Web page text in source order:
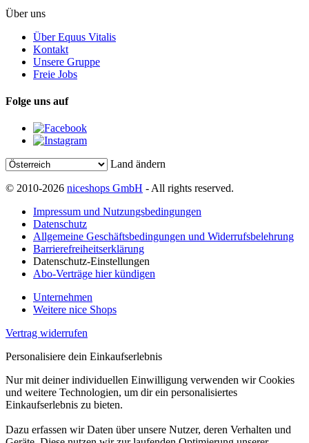
Über uns
Über Equus Vitalis
Kontakt
Unsere Gruppe
Freie Jobs
Folge uns auf
Land ändern
© 2010-2026 niceshops GmbH - All rights reserved.
Impressum und Nutzungsbedingungen
Datenschutz
Allgemeine Geschäftsbedingungen und Widerrufsbelehrung
Barrierefreiheitserklärung
Datenschutz-Einstellungen
Abo-Verträge hier kündigen
Unternehmen
Weitere nice Shops
Vertrag widerrufen
Personalisiere dein Einkaufserlebnis
Nur mit deiner individuellen Einwilligung verwenden wir Cookies
und weitere Technologien, um dir ein personalisiertes
Einkaufserlebnis zu bieten.
Dazu erfassen wir Daten über unsere Nutzer, deren Verhalten und